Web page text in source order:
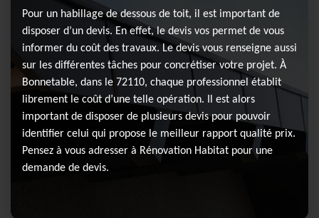
Pour un habillage de dessous de toit, il est important de
disposer d’un devis. En effet, le devis vos permet de vous
informer du coût des travaux. Le devis vous renseigne aussi
sur les différentes tâches pour concrétiser votre projet. À
Bonnetable, dans le 72110, chaque professionnel établit
librement le coût d’une telle opération. Il est alors
important de disposer de plusieurs devis pour pouvoir
identifier celui qui propose le meilleur rapport qualité prix.
Pensez à vous adresser à Rénovation Habitat pour une
demande de devis.